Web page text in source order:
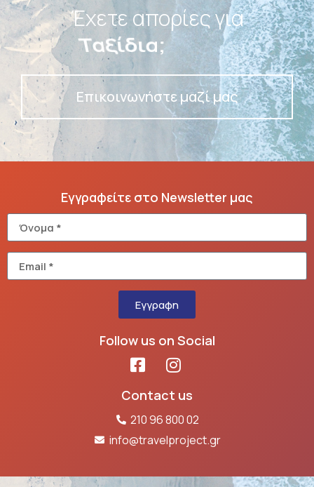
Έχετε απορίες για
Ταξίδια;
Επικοινωνήστε μαζί μας
Εγγραφείτε στο Newsletter μας
Εγγραφη
Follow us on Social
Contact us
210 96 800 02
info@travelproject.gr